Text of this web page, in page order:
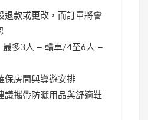
退款或更改，而訂單將會
最多3人 – 轎車/4至6人 –
保房間與導遊安排
議攜帶防曬用品與舒適鞋